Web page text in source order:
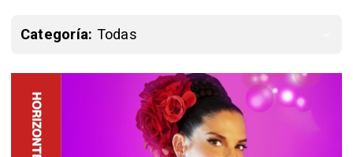
Categoría: Todas